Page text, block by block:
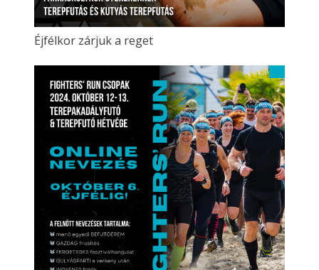
Éjfélkor zárjuk a reget